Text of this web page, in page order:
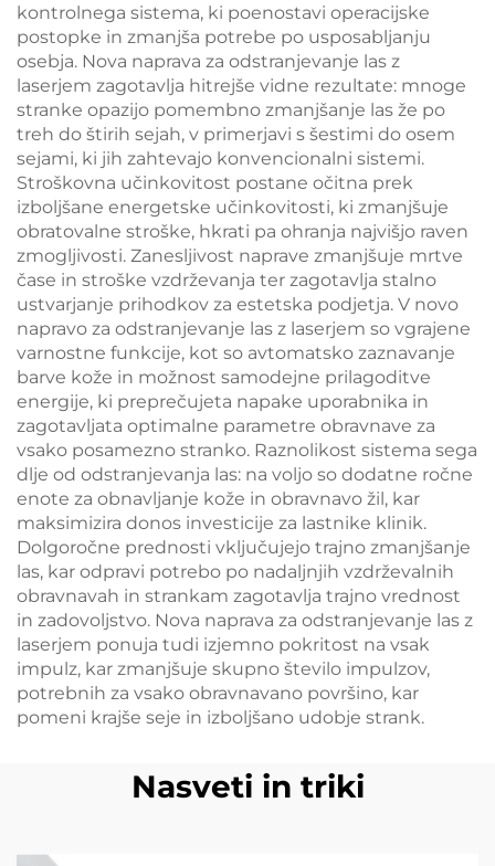
kontrolnega sistema, ki poenostavi operacijske
postopke in zmanjša potrebe po usposabljanju
osebja. Nova naprava za odstranjevanje las z
laserjem zagotavlja hitrejše vidne rezultate: mnoge
stranke opazijo pomembno zmanjšanje las že po
treh do štirih sejah, v primerjavi s šestimi do osem
sejami, ki jih zahtevajo konvencionalni sistemi.
Stroškovna učinkovitost postane očitna prek
izboljšane energetske učinkovitosti, ki zmanjšuje
obratovalne stroške, hkrati pa ohranja najvišjo raven
zmogljivosti. Zanesljivost naprave zmanjšuje mrtve
čase in stroške vzdrževanja ter zagotavlja stalno
ustvarjanje prihodkov za estetska podjetja. V novo
napravo za odstranjevanje las z laserjem so vgrajene
varnostne funkcije, kot so avtomatsko zaznavanje
barve kože in možnost samodejne prilagoditve
energije, ki preprečujeta napake uporabnika in
zagotavljata optimalne parametre obravnave za
vsako posamezno stranko. Raznolikost sistema sega
dlje od odstranjevanja las: na voljo so dodatne ročne
enote za obnavljanje kože in obravnavo žil, kar
maksimizira donos investicije za lastnike klinik.
Dolgoročne prednosti vključujejo trajno zmanjšanje
las, kar odpravi potrebo po nadaljnjih vzdrževalnih
obravnavah in strankam zagotavlja trajno vrednost
in zadovoljstvo. Nova naprava za odstranjevanje las z
laserjem ponuja tudi izjemno pokritost na vsak
impulz, kar zmanjšuje skupno število impulzov,
potrebnih za vsako obravnavano površino, kar
pomeni krajše seje in izboljšano udobje strank.
Nasveti in triki